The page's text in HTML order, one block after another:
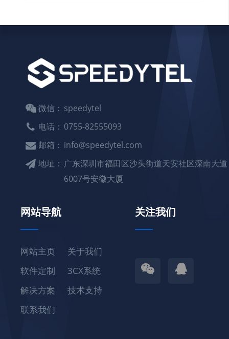
微信： speedytel
电话： 0755-82555093
邮箱： info@speedytel.com
地址： 广东深圳市福田区沙头街道天安社区深南大道
6007号安徽大厦
网站导航
网站主页
关于我们
软件定制
3CX系统
解决方案
技术支持
联系我们
关注我们